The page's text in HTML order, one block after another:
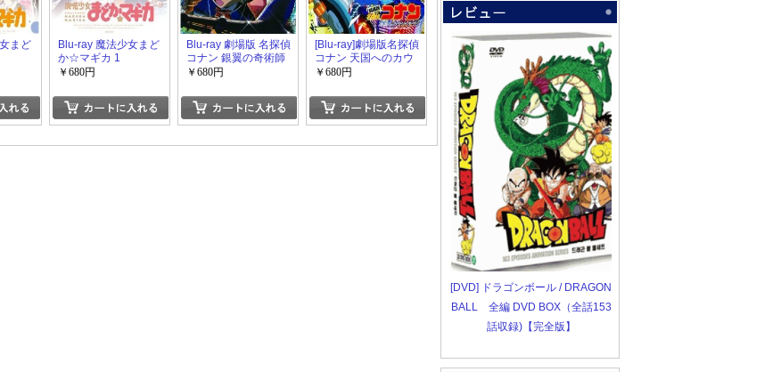
まど
Blu-ray 魔法少女まど
か☆マギカ 1
￥680円
Blu-ray 劇場版 名探偵
コナン 銀翼の奇術師
￥680円
[Blu-ray]劇場版名探偵
コナン 天国へのカウ
ントダウン「邦画
リー」
￥680円
[DVD] ドラゴンボール / DRAGON
BALL 全編 DVD BOX（全話153
話収録)【完全版】